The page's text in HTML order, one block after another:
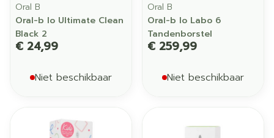
Oral B
Oral-b Io Ultimate Clean
Black 2
€ 24,99
Niet beschikbaar
Oral B
Oral-b Io Labo 6
Tandenborstel
€ 259,99
Niet beschikbaar